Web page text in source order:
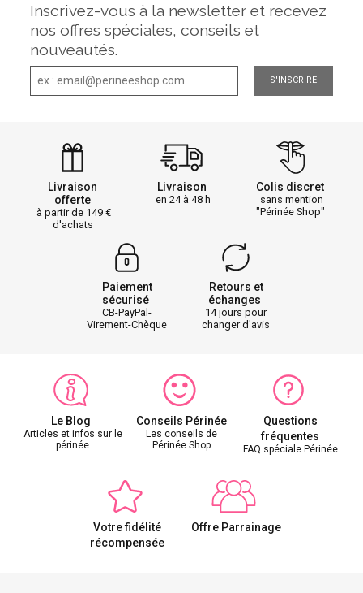
Inscrivez-vous à la newsletter et recevez
nos offres spéciales, conseils et
nouveautés.
S'INSCRIRE
Livraison
offerte
à partir de 149
d'achats
Livraison
en 24 à 48 h
Colis discret
sans mention
"Périnée Shop"
Paiement
sécurisé
CB-PayPal-
Virement-Chèque
Retours et
échanges
14 jours pour
changer d'avis
Le Blog
Articles et infos sur le
périnée
Conseils Périnée
Les conseils de
Périnée Shop
Questions
fréquentes
FAQ spéciale Périnée
Votre fidélité
récompensée
Offre Parrainage